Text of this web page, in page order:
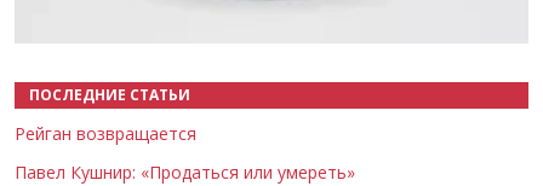
ПОСЛЕДНИЕ СТАТЬИ
Рейган возвращается
Павел Кушнир: «Продаться или умереть»